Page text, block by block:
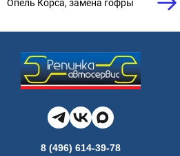
Опель Корса, замена гофры
8 (496) 614-39-78